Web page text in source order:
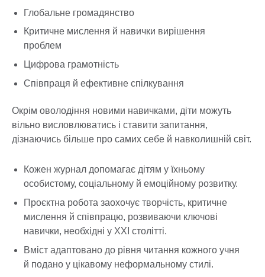
Глобальне громадянство
Критичне мислення й навички вирішення
проблем
Цифрова грамотність
Співпраця й ефективне спілкування
Окрім оволодіння новими навичками, діти можуть
вільно висловлюватись і ставити запитання,
дізнаючись більше про самих себе й навколишній світ.
Кожен журнал допомагає дітям у їхньому
особистому, соціальному й емоційному розвитку.
Проєктна робота заохочує творчість, критичне
мислення й співпрацю, розвиваючи ключові
навички, необхідні у XXI столітті.
Вміст адаптовано до рівня читання кожного учня
й подано у цікавому неформальному стилі.